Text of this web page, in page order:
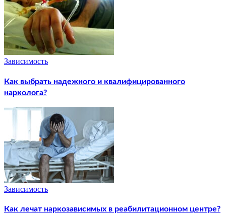
Зависимость
Как выбрать надежного и квалифицированного
нарколога?
Зависимость
Как лечат наркозависимых в реабилитационном центре?